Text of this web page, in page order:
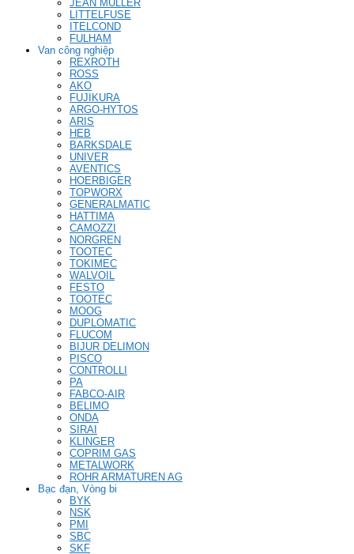
JEAN MULLER
LITTELFUSE
ITELCOND
FULHAM
Van công nghiệp
REXROTH
ROSS
AKO
FUJIKURA
ARGO-HYTOS
ARIS
HEB
BARKSDALE
UNIVER
AVENTICS
HOERBIGER
TOPWORX
GENERALMATIC
HATTIMA
CAMOZZI
NORGREN
TOOTEC
TOKIMEC
WALVOIL
FESTO
TOOTEC
MOOG
DUPLOMATIC
FLUCOM
BIJUR DELIMON
PISCO
CONTROLLI
PA
FABCO-AIR
BELIMO
ONDA
SIRAI
KLINGER
COPRIM GAS
METALWORK
ROHR ARMATUREN AG
Bạc đạn, Vòng bi
BYK
NSK
PMI
SBC
SKF